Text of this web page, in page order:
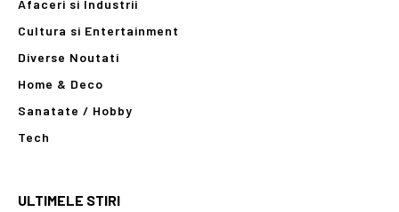
Afaceri si Industrii
Cultura si Entertainment
Diverse Noutati
Home & Deco
Sanatate / Hobby
Tech
ULTIMELE STIRI